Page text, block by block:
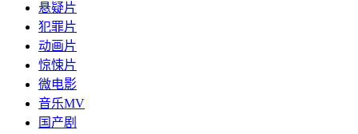
悬疑片
犯罪片
动画片
惊悚片
微电影
音乐MV
国产剧